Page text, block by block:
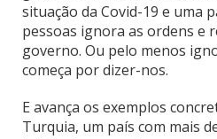
situação da Covid-19 e uma
pessoas ignora as ordens e
governo. Ou pelo menos
começa por dizer-nos.
E avança os exemplos
Turquia, um país com mais